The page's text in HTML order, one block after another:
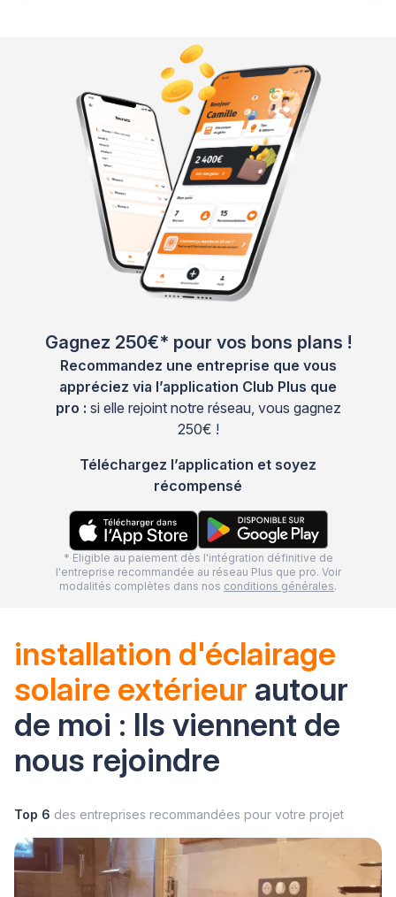
Gagnez 250€* pour vos bons plans !
Recommandez une entreprise que vous
appréciez via l’application Club Plus que
pro : si elle rejoint notre réseau, vous gagnez
250€ !
Téléchargez l’application et soyez
récompensé
* Eligible au paiement dès l'intégration définitive de
l'entreprise recommandée au réseau Plus que pro. Voir
modalités complètes dans nos conditions générales.
installation d'éclairage
solaire extérieur autour
de moi : Ils viennent de
nous rejoindre
Top 6 des entreprises recommandées pour votre projet